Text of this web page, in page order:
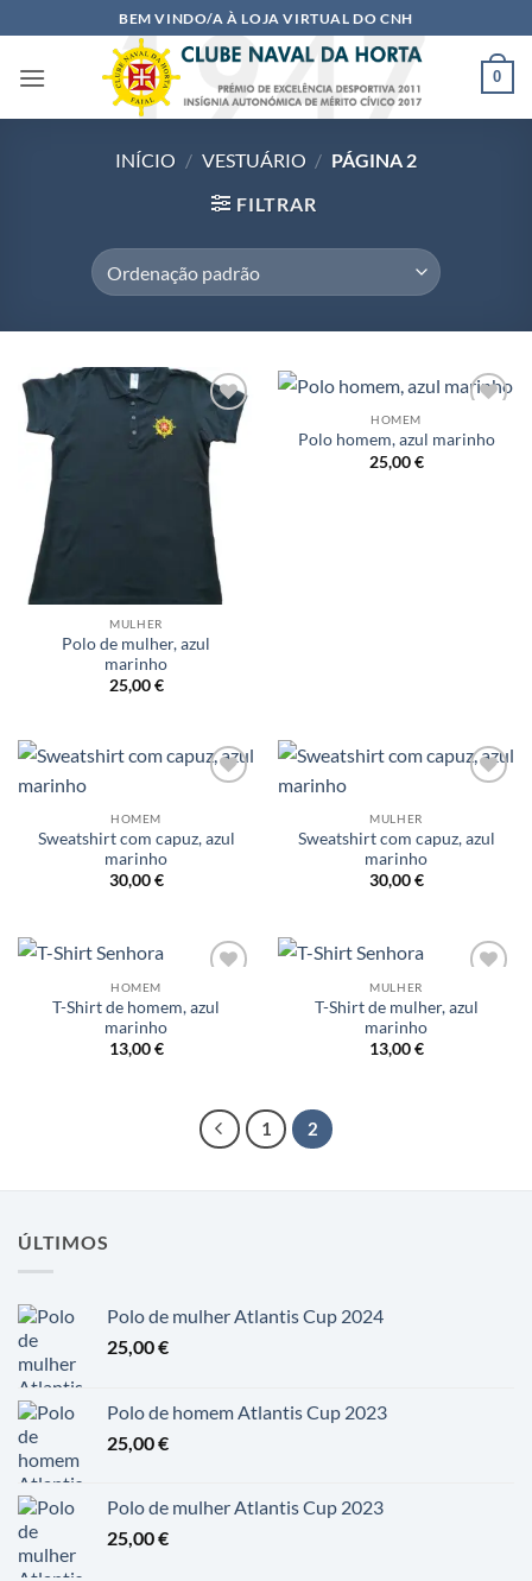
to
content
BEM VINDO/A À LOJA VIRTUAL DO CNH
0
INÍCIO / VESTUÁRIO / PÁGINA 2
FILTRAR
Adicionar
a lista de
desejos
MULHER
Polo de mulher, azul
marinho
25,00€
a lista de
HOMEM
Polo homem, azul marinho
25,00€
desejos
HOMEM
Sweatshirt com capuz, azul
marinho
30,00€
desejos
MULHER
Sweatshirt com capuz, azul
marinho
30,00€
a lista de
HOMEM
T-Shirt de homem, azul
marinho
13,00€
a lista de
MULHER
T-Shirt de mulher, azul
marinho
13,00€
1 2
ÚLTIMOS
Polo de mulher Atlantis Cup 2024
25,00€
Polo de homem Atlantis Cup 2023
25,00€
Polo de mulher Atlantis Cup 2023
25,00€